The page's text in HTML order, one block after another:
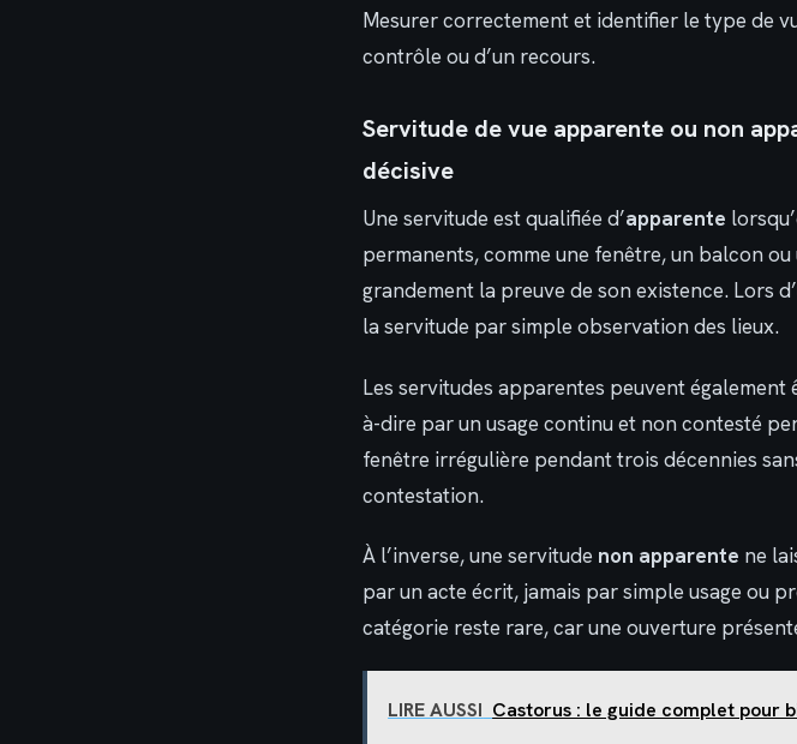
Mesurer correctement et identifier le type de
contrôle ou d’un recours.
Servitude de vue apparente ou non
décisive
Une servitude est qualifiée d’apparente
permanents, comme une fenêtre, un balcon
grandement la preuve de son existence. Lors
la servitude par simple observation des lieux.
Les servitudes apparentes peuvent également
à-dire par un usage continu et non contesté
fenêtre irrégulière pendant trois décennies
contestation.
À l’inverse, une servitude non apparente ne
par un acte écrit, jamais par simple usage ou
catégorie reste rare, car une ouverture
LIRE AUSSI Castorus : le guide complet pour